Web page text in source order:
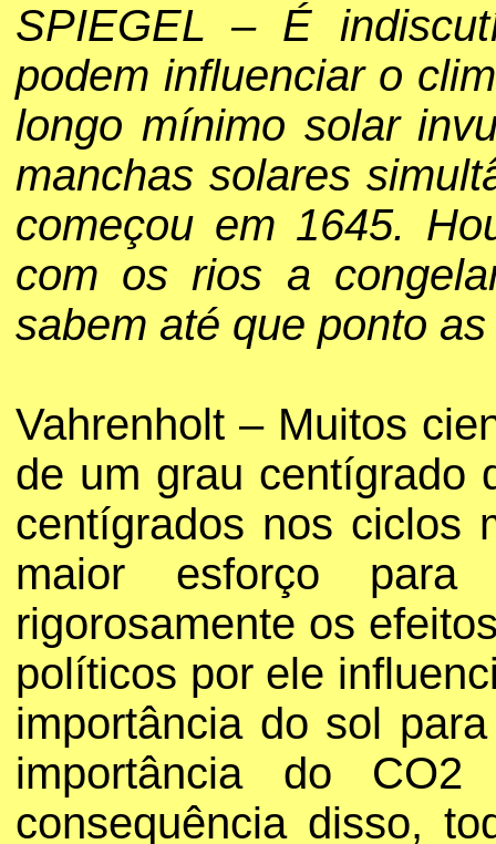
SPIEGEL – É
podem influenciar o
longo mínimo solar
manchas solares
começou em 1645.
com os rios a
sabem até que ponto
Vahrenholt – Muitos
de um grau centígrado
centígrados nos ciclos
maior esforço para
rigorosamente os
políticos por ele
importância do sol
importância do CO2
consequência disso,